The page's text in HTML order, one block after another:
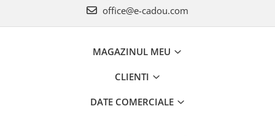
office@e-cadou.com
MAGAZINUL MEU
CLIENTI
DATE COMERCIALE